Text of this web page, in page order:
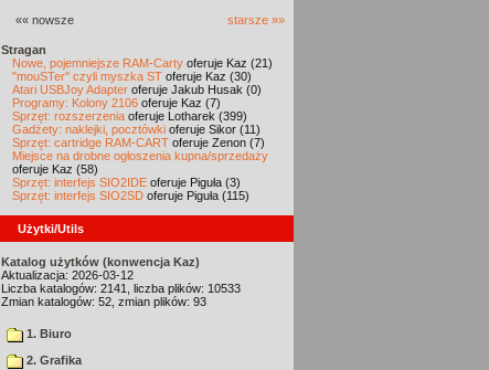
«« nowsze starsze »»
Stragan
Nowe, pojemniejsze RAM-Carty oferuje Kaz (21)
"mouSTer" czyli myszka ST oferuje Kaz (30)
Atari USBJoy Adapter oferuje Jakub Husak (0)
Programy: Kolony 2106 oferuje Kaz (7)
Sprzęt: rozszerzenia oferuje Lotharek (399)
Gadżety: naklejki, pocztówki oferuje Sikor (11)
Sprzęt: cartridge RAM-CART oferuje Zenon (7)
Miejsce na drobne ogłoszenia kupna/sprzedaży
oferuje Kaz (58)
Sprzęt: interfejs SIO2IDE oferuje Piguła (3)
Sprzęt: interfejs SIO2SD oferuje Piguła (115)
Użytki/Utils
Katalog użytków (konwencja Kaz)
Aktualizacja: 2026-03-12
Liczba katalogów: 2141, liczba plików: 10533
Zmian katalogów: 52, zmian plików: 93
1. Biuro
2. Grafika